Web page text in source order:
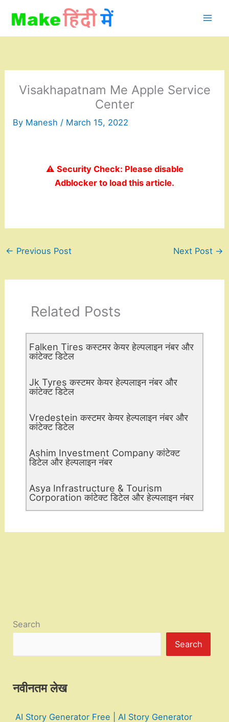
content
Visakhapatnam Me Apple Service
Center
By Manesh / March 15, 2022
⚠️ Security Check: Please disable
Adblocker to load this article.
← Previous Post Next Post →
Related Posts
Falken Tires कस्टमर केयर हेल्पलाइन नंबर और
कांटेक्ट डिटेल
Jk Tyres कस्टमर केयर हेल्पलाइन नंबर और
कांटेक्ट डिटेल
Vredestein कस्टमर केयर हेल्पलाइन नंबर और
कांटेक्ट डिटेल
Ashim Investment Company कांटेक्ट
डिटेल और हेल्पलाइन नंबर
Asya Infrastructure & Tourism
Corporation कांटेक्ट डिटेल और हेल्पलाइन नंबर
Search
Search
नवीनतम लेख
AI Story Generator Free | AI Story Generator